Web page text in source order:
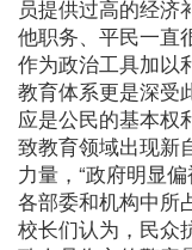
员提供过高的经济
他职务、平民一直
作为政治工具加以
教育体系更是深受
应是公民的基本权
致教育领域出现新
力量，“政府明显
各部委和机构中所
校长们认为，民众